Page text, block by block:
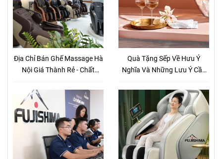
Địa Chỉ Bán Ghế Massage Hà
Nội Giá Thành Rẻ - Chất
Quà Tặng Sếp Về Hưu Ý
Nghĩa Và Những Lưu Ý Cần
Sếp Khi Về Hưu